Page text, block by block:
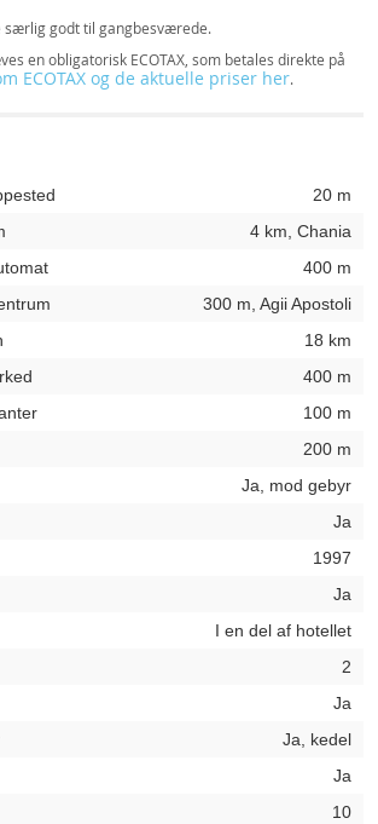
særlig godt til gangbesværede.
en obligatorisk ECOTAX, som betales direkte på
ECOTAX og de aktuelle priser her.
20 m
4 km, Chania
400 m
300 m, Agii Apostoli
18 km
400 m
100 m
200 m
Ja, mod gebyr
Ja
1997
Ja
I en del af hotellet
2
Ja
Ja, kedel
Ja
10